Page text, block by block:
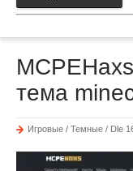
тема
Игровые / Темные / Dle